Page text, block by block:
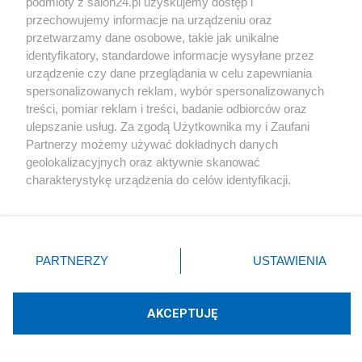
ZAŁÓŻ BLOG
Polityka
Gospodarka
Rozmaitości
Sport
przechowujemy informacje na urządzeniu oraz
przetwarzamy dane osobowe, takie jak unikalne
identyfikatory, standardowe informacje wysyłane przez
urządzenie czy dane przeglądania w celu zapewniania
spersonalizowanych reklam, wybór spersonalizowanych
treści, pomiar reklam i treści, badanie odbiorców oraz
ulepszanie usług. Za zgodą Użytkownika my i Zaufani
Partnerzy możemy używać dokładnych danych
geolokalizacyjnych oraz aktywnie skanować
charakterystykę urządzenia do celów identyfikacji.
zmienić/wycofać klikając przycisk ustawień prywatności
znajdujący się w lewym dolnym rogu strony
rodzaje przetwarzania danych nie wymagają zgody
użytkownika, ale masz prawo sprzeciwić się takiemu
PARTNERZY USTAWIENIA
AKCEPTUJĘ